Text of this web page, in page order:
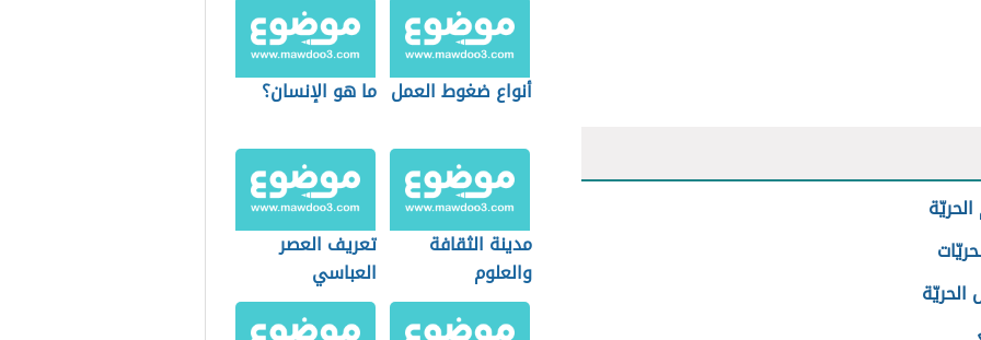
أنواع ضغوط العمل ما هو الإنسان؟
مدينة الثقافة
والعلوم
تعريف العصر
العباسي